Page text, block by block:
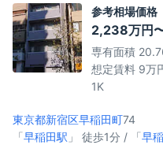
参考相場価格
2,238万円
専有面積
想定賃料 9万
1K
東京都新宿区早稲田町74
「早稲田駅 」 徒歩1分 / 「早